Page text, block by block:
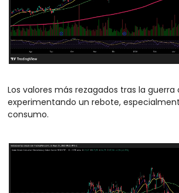
Los valores más rezagados tras la guerra
experimentando un rebote,
consumo.